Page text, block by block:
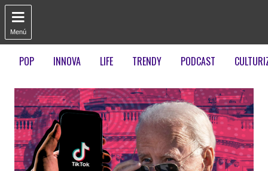

Menú
POP INNOVA LIFE TRENDY PODCAST